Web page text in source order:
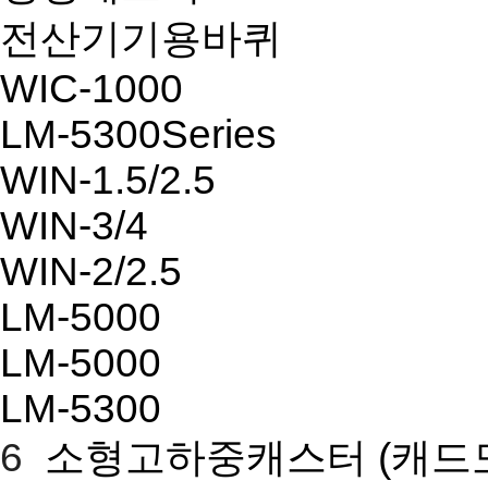
전산기기용바퀴
WIC-1000
LM-5300Series
WIN-1.5/2.5
WIN-3/4
WIN-2/2.5
LM-5000
LM-5000
LM-5300
6
소형고하중캐스터 (캐드